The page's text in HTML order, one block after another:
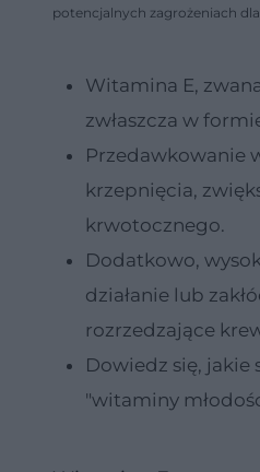
potencjalnych zagrożeniach
Witamina E,
zwłaszcza w
Przedawkowanie
krzepnięcia,
krwotocznego.
Dodatkowo,
działanie lub
rozrzedzające
Dowiedz się,
"witaminy